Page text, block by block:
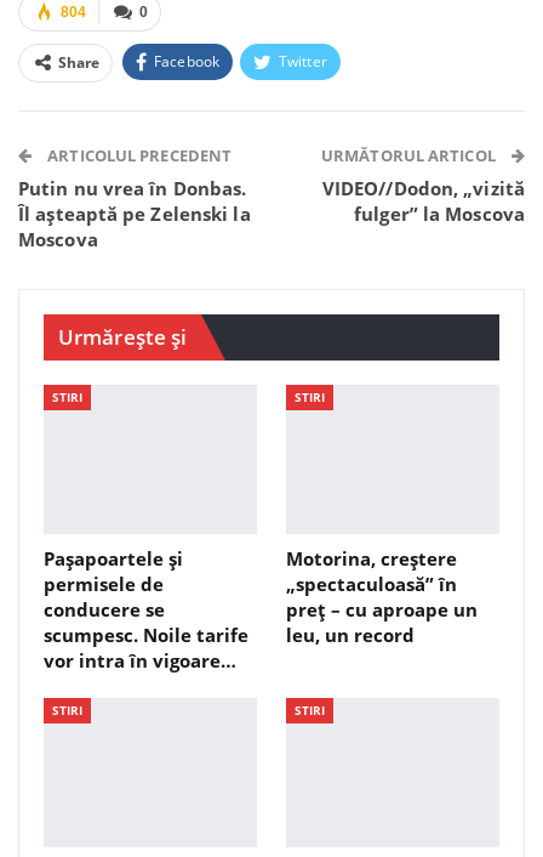
0
804
Share Facebook Twitter
Telegram WhatsApp Viber
ARTICOLUL PRECEDENT
Putin nu vrea în Donbas.
Îl așteaptă pe Zelenski la
Moscova
URMĂTORUL ARTICOL
VIDEO//Dodon, „vizită
fulger” la Moscova
Urmărește și
STIRI
Pașapoartele și
permisele de
conducere se
scumpesc. Noile tarife
vor intra în vigoare…
STIRI
Motorina, creștere
„spectaculoasă” în
preț – cu aproape un
leu, un record
STIRI STIRI